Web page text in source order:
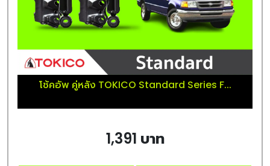
โช้คอัพ คู่หลัง TOKICO Standard Series F...
1,391 บาท